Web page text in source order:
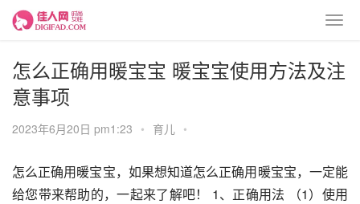
怎么正确用暖宝宝 暖宝宝使用方法及注
意事项
2023年6月20日 pm1:23 • 育儿 •
怎么正确用暖宝宝，如果想知道怎么正确用暖宝宝，一定能
给您带来帮助的，一起来了解吧！ 1、正确用法 （1）使用